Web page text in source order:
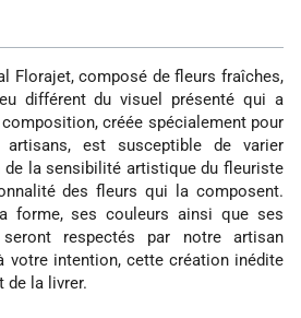
Florajet, composé de fleurs fraîches,
différent du visuel présenté qui a
créée spécialement pour
est susceptible de varier
de la sensibilité artistique du fleuriste
des fleurs qui la composent.
forme, ses couleurs ainsi que ses
respectés par notre artisan
votre intention, cette création inédite
de la livrer.